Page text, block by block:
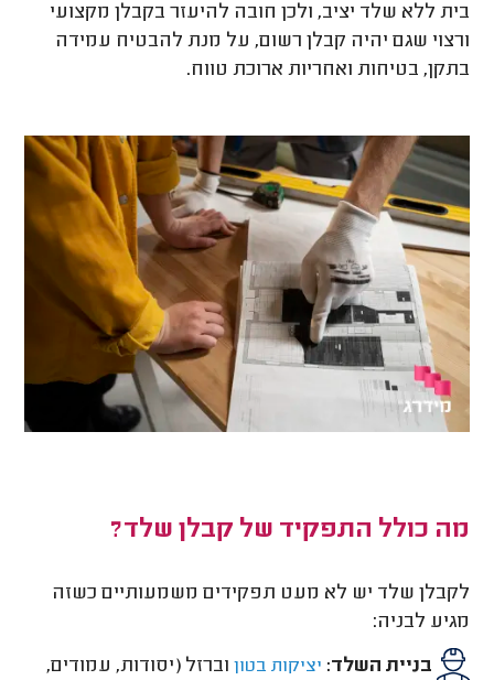
בית ללא שלד יציב, ולכן חובה להיעזר בקבלן מקצועי
ורצוי שגם יהיה קבלן רשום, על מנת להבטיח עמידה
בתקן, בטיחות ואחריות ארוכת טווח.
מה כולל התפקיד של קבלן שלד?
לקבלן שלד יש לא מעט תפקידים משמעותיים כשזה
מגיע לבניה:
בניית השלד: יציקות בטון וברזל (יסודות, עמודים,